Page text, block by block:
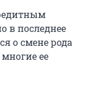
в последнее
о смене рода
ее